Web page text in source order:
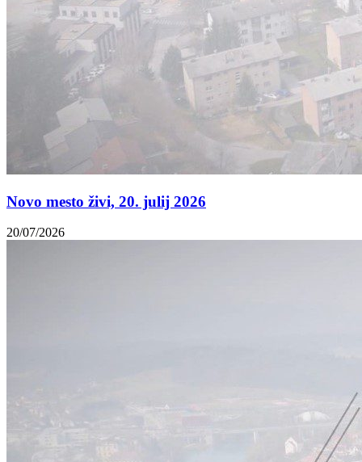
Novo mesto živi, 20. julij 2026
20/07/2026